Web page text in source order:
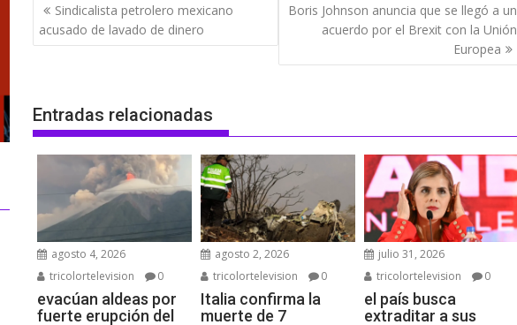
Navegación
de
entradas
Sindicalista petrolero mexicano
acusado de lavado de dinero
Boris Johnson anuncia que se llegó a un
acuerdo por el Brexit con la Unión
Europea
Entradas relacionadas
agosto 4, 2026
tricolortelevision
0
evacúan aldeas por
fuerte erupción del
agosto 2, 2026
tricolortelevision
0
Italia confirma la
muerte de 7
julio 31, 2026
tricolortelevision
0
el país busca
extraditar a sus